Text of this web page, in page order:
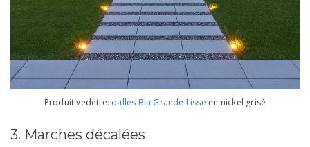
Produit vedette: dalles Blu Grande Lisse en nickel grisé
3. Marches décalées